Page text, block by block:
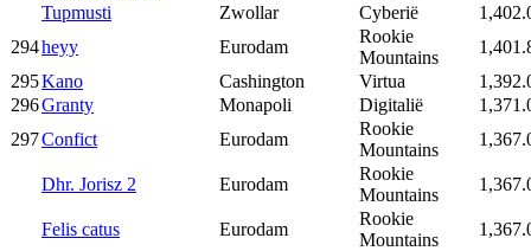
Tupmusti
Zwollar Cyberië
294heyy Eurodam
Rookie
Mountains
295Kano Cashington Virtua
296Granty Monapoli Digitalië
297Confict Eurodam
Rookie
Mountains
Dhr. Jorisz 2 Eurodam
Rookie
Mountains
Felis catus Eurodam
Rookie
Mountains